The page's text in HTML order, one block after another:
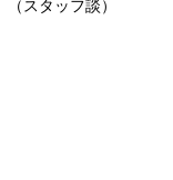
（スタッフ談）